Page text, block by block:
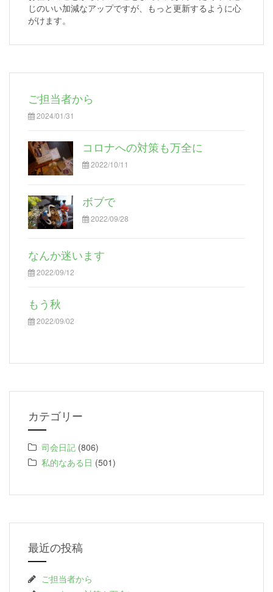
じのいい加減なアップですが、もっと更新するように心
がけます。
ご担当者から
2024/01/31
コロナへの対策も万全に
2022/10/11
ボブで
2022/09/28
なんか迷います
2022/09/12
もう秋
2022/09/02
カテゴリー
司会日記 (806)
私的なある日 (501)
最近の投稿
ご担当者から